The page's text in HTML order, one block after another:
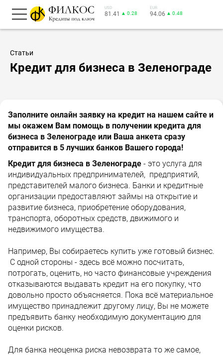
USD
81.41 ▲ 0.28
EUR
94.06 ▲ 0.48
Статьи
Кредит для бизнеса в Зеленограде
Заполните онлайн заявку на кредит на нашем сайте и
мы окажем Вам помощь в получении кредита для
бизнеса в Зеленограде или Ваша анкета сразу
отправится в 5 лучших банков Вашего города!
Кредит для бизнеса в Зеленограде - это услуга для
индивидуальных предпринимателей, предприятий,
представителей малого бизнеса. Банки и кредитные
организации предоставляют займы на открытие и
развитие бизнеса, приобретение оборудования,
транспорта, оборотных средств, движимого и
недвижимого имущества.
Например, Вы собираетесь купить уже готовый бизнес.
С одной стороны - здесь всё можно посчитать,
потрогать, оценить, но часто финансовые учреждения
отказываются выдавать кредит на его покупку, что
довольно просто объясняется. Пока всё материальное
имущество принадлежит другому лицу, Вы не можете
предъявить банку необходимую документацию для
оценки рисков.
Для банка неоценка риска невозврата то же самое,